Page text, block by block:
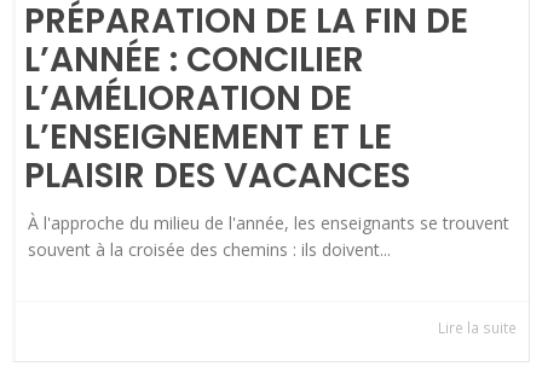
PRÉPARATION DE LA FIN DE
L’ANNÉE : CONCILIER
L’AMÉLIORATION DE
L’ENSEIGNEMENT ET LE
PLAISIR DES VACANCES
À l'approche du milieu de l'année, les enseignants se trouvent
souvent à la croisée des chemins : ils doivent...
Lire la suite